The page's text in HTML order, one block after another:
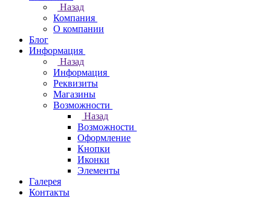
Назад
Компания
О компании
Блог
Информация
Назад
Информация
Реквизиты
Магазины
Возможности
Назад
Возможности
Оформление
Кнопки
Иконки
Элементы
Галерея
Контакты